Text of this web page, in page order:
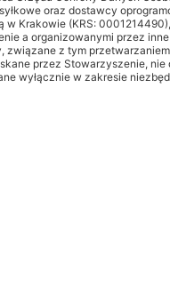
oraz dostawcy
w Krakowie (KRS:
a organizowanymi przez
z tym
przez Stowarzyszenie,
wyłącznie w zakresie